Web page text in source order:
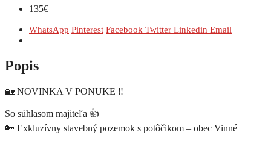
135€
WhatsApp Pinterest Facebook Twitter Linkedin Email
Popis
🏡 NOVINKA V PONUKE ‼️
So súhlasom majiteľa 👍
🔑 Exkluzívny stavebný pozemok s potôčikom – obec Vinné